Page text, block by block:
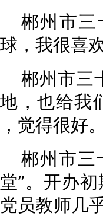
郴州市
球，我很喜
郴州市三
地，也给我
，觉得很好。
郴州市三
堂”。开办
党员教师几